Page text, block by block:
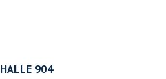
HALLE 904